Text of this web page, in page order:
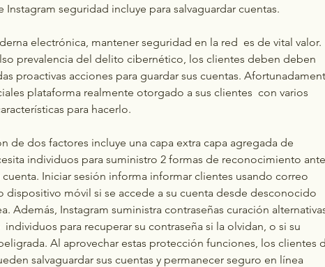
Instagram seguridad incluye para salvaguardar cuentas.
electrónica, mantener seguridad en la red  es de vital valor.
prevalencia del delito cibernético, los clientes deben deben
proactivas acciones para guardar sus cuentas.
plataforma realmente otorgado a sus clientes  con varios
para hacerlo.
de dos factores incluye una capa extra capa agregada de
individuos para suministro 2 formas de reconocimiento
cuenta. Iniciar sesión informa informar clientes usando correo
dispositivo móvil si se accede a su cuenta desde desconocido
Además, Instagram suministra contraseñas curación
para recuperar su contraseña si la olvidan, o si su
Al aprovechar estas protección funciones, los clientes
salvaguardar sus cuentas y permanecer seguro en línea